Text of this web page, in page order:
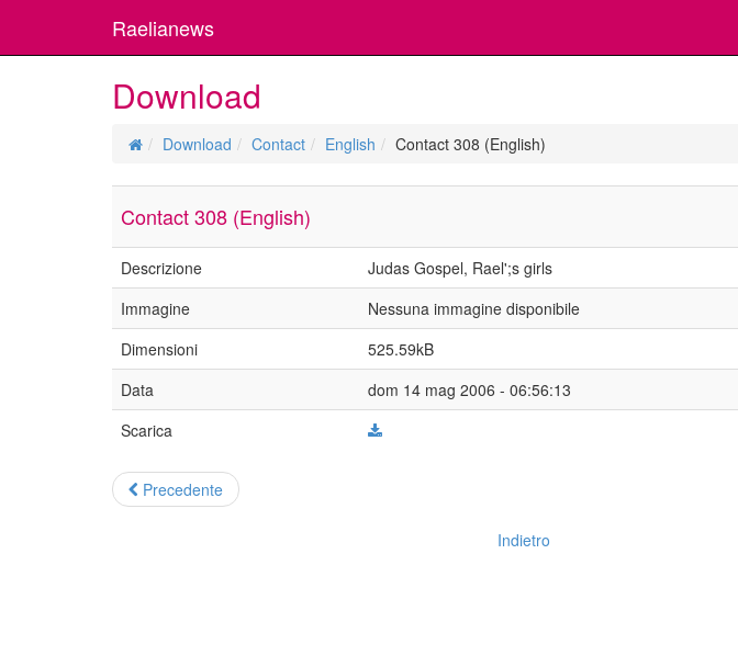
Raelianews
Download
Download Contact English Contact 308 (English)
Contact 308 (English)
Descrizione
Judas Gospel, Rael';s girls
Immagine
Nessuna immagine disponibile
Dimensioni
525.59kB
Data
dom 14 mag 2006 - 06:56:13
Scarica
Precedente
Indietro